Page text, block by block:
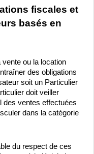
fiscales et
basés en
vente ou la location
des obligations
soit un Particulier
doit veiller
des ventes effectuées
dans la catégorie
du respect de ces